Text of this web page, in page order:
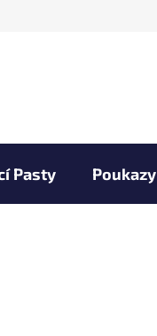
Pasty Poukazy